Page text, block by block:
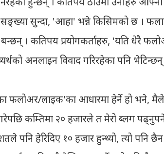
सुन्दा, 'आहा' भन्ने किसिमको छ ।
। कतिपय प्रयोगकर्ताहरु, 'यति धेरै
अनलाइन विवाद गरिरहेका पनि भेटिन्छन्
फलोअर/लाइक'का आधारमा हेर्ने हो भने,
कम्तिमा २० हजारले त मेरो ब्लग
पनि हेरिदिए १० हजार हुन्थ्यो, त्यो